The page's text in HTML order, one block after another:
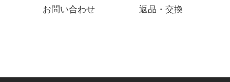
お問い合わせ 返品・交換